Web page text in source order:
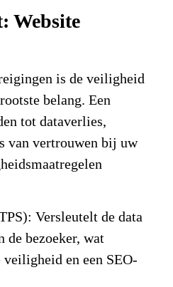
Website
is de veiligheid
belang. Een
tot dataverlies,
van vertrouwen bij uw
Versleutelt de data
de bezoeker, wat
en een SEO-